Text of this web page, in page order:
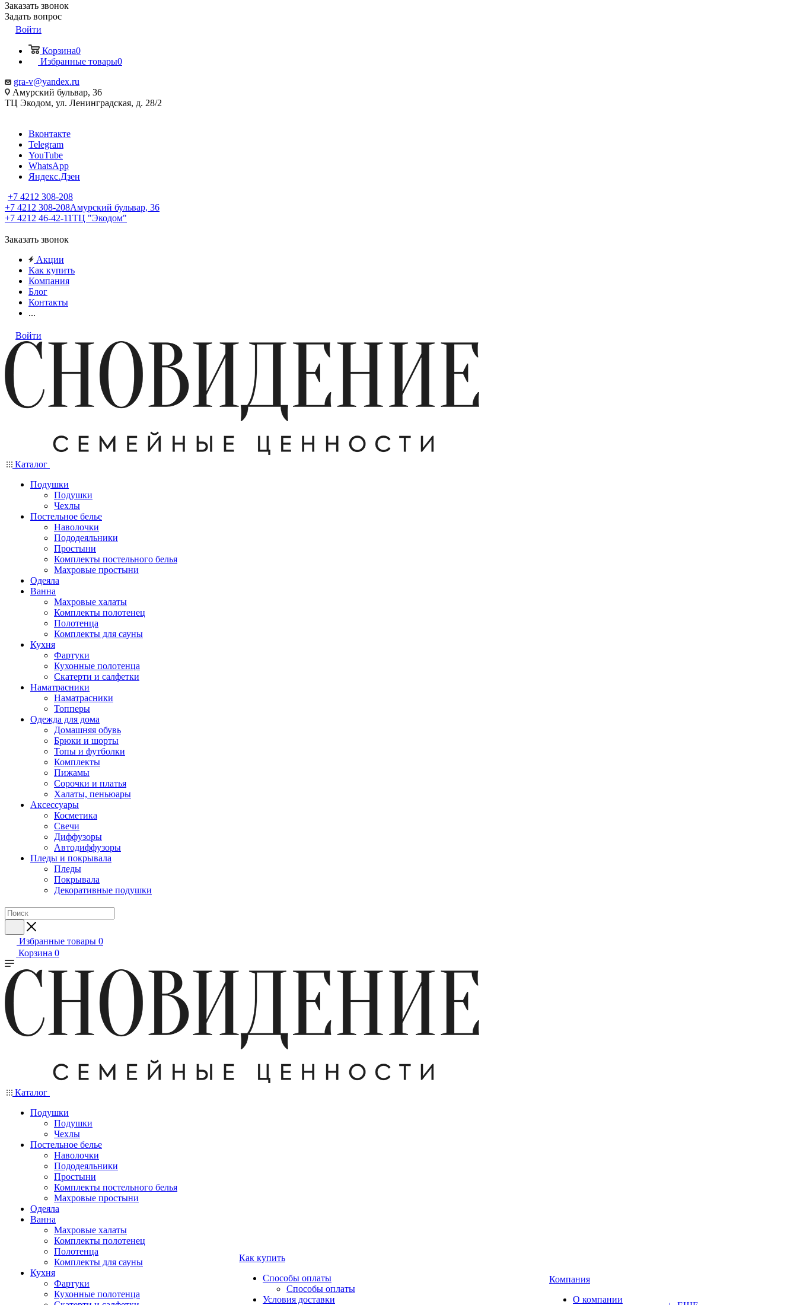
Заказать звонок
Задать вопрос
Войти
Корзина0
Избранные товары0
gra-v@yandex.ru
Амурский бульвар, 36
ТЦ Экодом, ул. Ленинградская, д. 28/2
Вконтакте
Telegram
YouTube
WhatsApp
Яндекс.Дзен
+7 4212 308-208
+7 4212 308-208Амурский бульвар, 36
+7 4212 46-42-11ТЦ "Экодом"
Заказать звонок
Акции
Как купить
Компания
Блог
Контакты
...
Войти
Каталог
Подушки
Подушки
Чехлы
Постельное белье
Наволочки
Пододеяльники
Простыни
Комплекты постельного белья
Махровые простыни
Одеяла
Ванна
Махровые халаты
Комплекты полотенец
Полотенца
Комплекты для сауны
Кухня
Фартуки
Кухонные полотенца
Скатерти и салфетки
Наматрасники
Наматрасники
Топперы
Одежда для дома
Домашняя обувь
Брюки и шорты
Топы и футболки
Комплекты
Пижамы
Сорочки и платья
Халаты, пеньюары
Аксессуары
Косметика
Свечи
Диффузоры
Автодиффузоры
Пледы и покрывала
Пледы
Покрывала
Декоративные подушки
Избранные товары 0
Корзина 0
Каталог
Подушки
Подушки
Чехлы
Постельное белье
Наволочки
Пододеяльники
Простыни
Комплекты постельного белья
Махровые простыни
Одеяла
Ванна
Махровые халаты
Комплекты полотенец
Полотенца
Комплекты для сауны
Кухня
Фартуки
Кухонные полотенца
Как купить
Способы оплаты
Способы оплаты
Условия доставки
Компания
О компании